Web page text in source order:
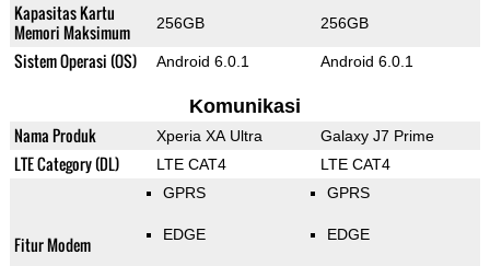
Kapasitas Kartu
Memori Maksimum
256GB 256GB
Sistem Operasi (OS) Android 6.0.1 Android 6.0.1
Komunikasi
Nama Produk Xperia XA Ultra Galaxy J7 Prime
LTE Category (DL) LTE CAT4 LTE CAT4
Fitur Modem
GPRS
EDGE
GPRS
EDGE